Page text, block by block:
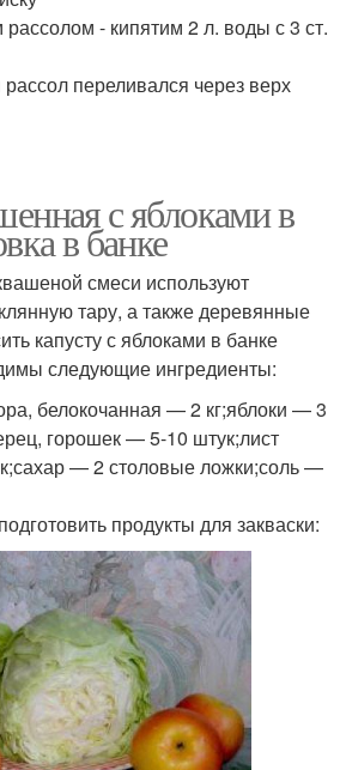
- кипятим 2 л. воды с 3 ст.
переливался через верх
с яблоками в
в банке
смеси используют
тару, а также деревянные
капусту с яблоками в банке
следующие ингредиенты:
белокочанная — 2 кг;яблоки — 3
горошек — 5-10 штук;лист
— 2 столовые ложки;соль —
продукты для закваски: